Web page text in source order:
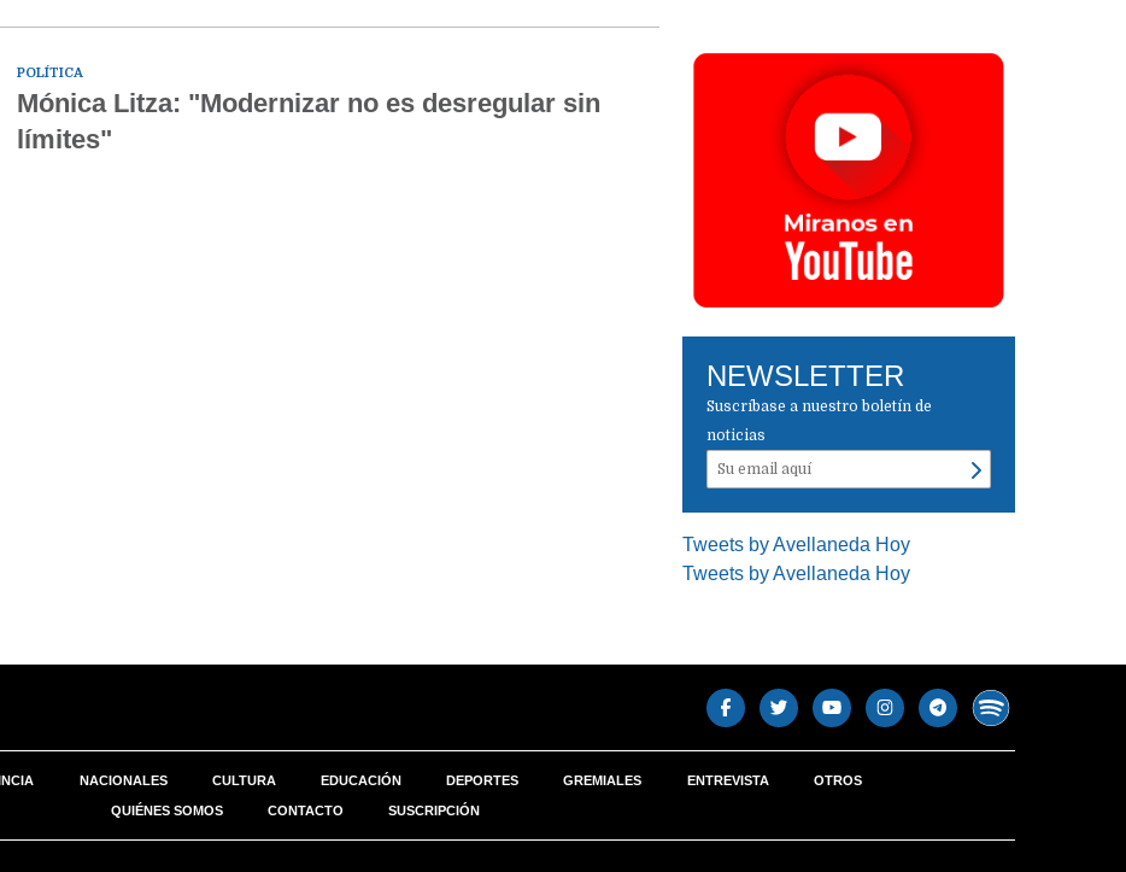
POLÍTICA
Mónica Litza: "Modernizar no es desregular sin
límites"
NEWSLETTER
Suscríbase a nuestro boletín de
noticias
Tweets by Avellaneda Hoy
Tweets by Avellaneda Hoy
NACIONALES CULTURA EDUCACIÓN DEPORTES GREMIALES ENTREVISTA OTROS
QUIÉNES SOMOS CONTACTO SUSCRIPCIÓN